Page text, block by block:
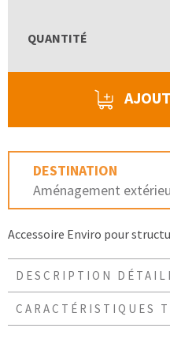
QUANTITÉ
DESTINATION
Aménagement
Accessoire Enviro pour
DESCRIPTION
CARACTÉRISTIQUES